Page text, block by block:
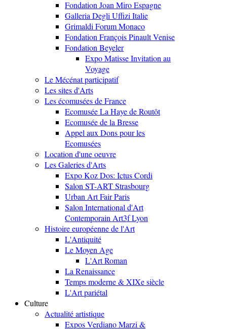
Fondation Joan Miro Espagne
Galleria Degli Uffizi Italie
Grimaldi Forum Monaco
Fondation François Pinault Venise
Fondation Beyeler
Expo Matisse Invitation au
Voyage
Le Mécénat participatif
Les sites d'Arts
Les écomusées de France
Ecomusée La Haye de Routôt
Ecomusée de la Bresse
Appel aux Dons pour les
Ecomusées
Location d'une oeuvre
Les Galeries d'Arts
Expo Koz Dos: Ictus Cordi
Salon ST-ART Strasbourg
Urban Art Fair Paris
Salon International d'Art
Contemporain Art3f Lyon
Histoire européenne de l'Art
L'Antiquité
Le Moyen Age
L'Art Roman
La Renaissance
Temps moderne & XIXe siècle
L'Art pariétal
Culture
Actualité artistique
Expos Verdiano Marzi &